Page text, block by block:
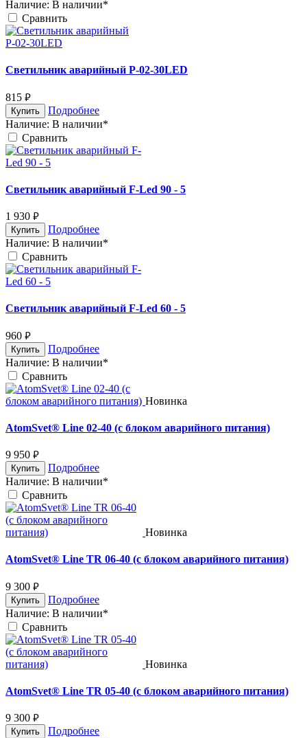
Наличие: В наличии*
Cравнить
Светильник аварийный Р-02-30LED
815 руб.
Купить
Подробнее
Наличие: В наличии*
Cравнить
Светильник аварийный F-Led 90 - 5
1 930 руб.
Купить
Подробнее
Наличие: В наличии*
Cравнить
Светильник аварийный F-Led 60 - 5
960 руб.
Купить
Подробнее
Наличие: В наличии*
Cравнить
Новинка
AtomSvet® Line 02-40 (с блоком аварийного питания)
9 950 руб.
Купить
Подробнее
Наличие: В наличии*
Cравнить
Новинка
AtomSvet® Line TR 06-40 (с блоком аварийного питания)
9 300 руб.
Купить
Подробнее
Наличие: В наличии*
Cравнить
Новинка
AtomSvet® Line TR 05-40 (с блоком аварийного питания)
9 300 руб.
Купить
Подробнее